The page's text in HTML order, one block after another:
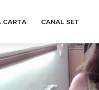
CARTA CANAL SET